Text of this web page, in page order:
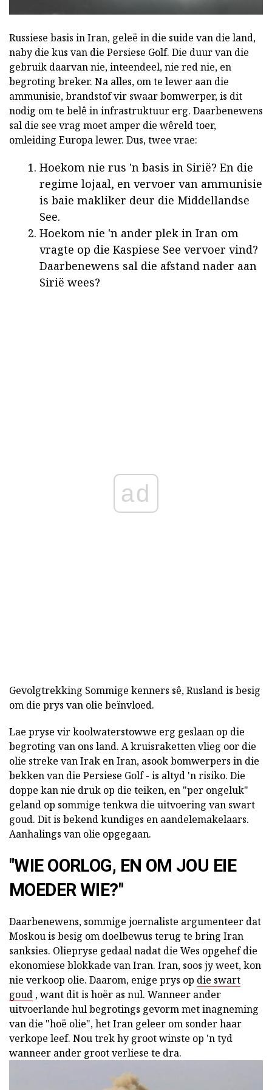
Russiese basis in Iran, geleë in die suide van die land,
naby die kus van die Persiese Golf. Die duur van die
gebruik daarvan nie, inteendeel, nie red nie, en
begroting breker. Na alles, om te lewer aan die
ammunisie, brandstof vir swaar bomwerper, is dit
nodig om te belê in infrastruktuur erg. Daarbenewens
sal die see vrag moet amper die wêreld toer,
omleiding Europa lewer. Dus, twee vrae:
Hoekom nie rus 'n basis in Sirië? En die
regime lojaal, en vervoer van ammunisie
is baie makliker deur die Middellandse
See.
Hoekom nie 'n ander plek in Iran om
vragte op die Kaspiese See vervoer vind?
Daarbenewens sal die afstand nader aan
Sirië wees?
ad
Gevolgtrekking Sommige kenners sê, Rusland is besig
om die prys van olie beïnvloed.
Lae pryse vir koolwaterstowwe erg geslaan op die
begroting van ons land. A kruisraketten vlieg oor die
olie streke van Irak en Iran, asook bomwerpers in die
bekken van die Persiese Golf - is altyd 'n risiko. Die
doppe kan nie druk op die teiken, en "per ongeluk"
geland op sommige tenkwa die uitvoering van swart
goud. Dit is bekend kundiges en aandelemakelaars.
Aanhalings van olie opgegaan.
"WIE OORLOG, EN OM JOU EIE
MOEDER WIE?"
Daarbenewens, sommige joernaliste argumenteer dat
Moskou is besig om doelbewus terug te bring Iran
sanksies. Oliepryse gedaal nadat die Wes opgehef die
ekonomiese blokkade van Iran. Iran, soos jy weet, kon
nie verkoop olie. Daarom, enige prys op die swart
goud , want dit is hoër as nul. Wanneer ander
uitvoerlande hul begrotings gevorm met inagneming
van die "hoë olie", het Iran geleer om sonder haar
verkope leef. Nou trek hy groot winste op 'n tyd
wanneer ander groot verliese te dra.